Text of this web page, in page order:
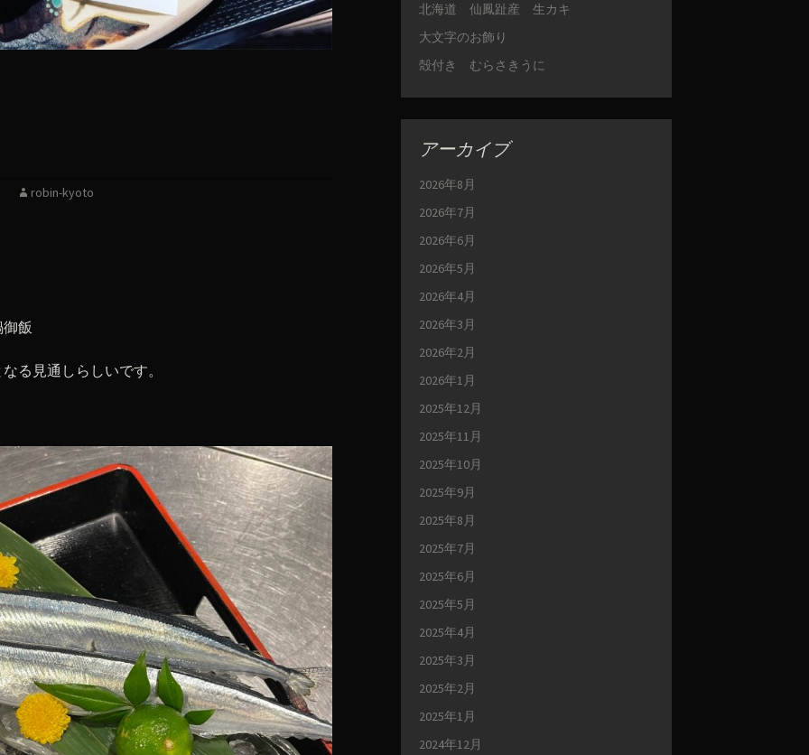
robin-kyoto
飯
る見通しらしいです。
北海道 仙鳳趾産 生カキ
大文字のお飾り
殻付き むらさきうに
アーカイブ
2026年8月
2026年7月
2026年6月
2026年5月
2026年4月
2026年3月
2026年2月
2026年1月
2025年12月
2025年11月
2025年10月
2025年9月
2025年8月
2025年7月
2025年6月
2025年5月
2025年4月
2025年3月
2025年2月
2025年1月
2024年12月